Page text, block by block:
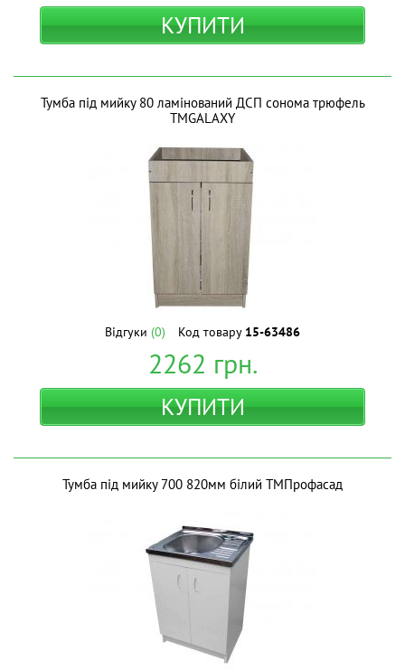
КУПИТИ
Тумба під мийку 80 ламінований ДСП сонома трюфель
ТМGALAXY
Відгуки (0) Код товару 15-63486
2262 грн.
КУПИТИ
Тумба під мийку 700 820мм білий ТМПрофасад